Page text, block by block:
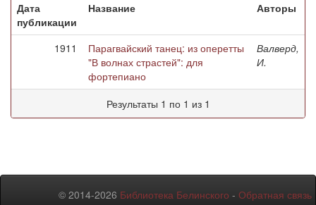
Дата
публикации
Название Авторы
1911
Парагвайский танец: из оперетты
"В волнах страстей": для
фортепиано
Валверд,
И.
Результаты 1 по 1 из 1
© 2014-2026 Библиотека Белинского - Обратная связь